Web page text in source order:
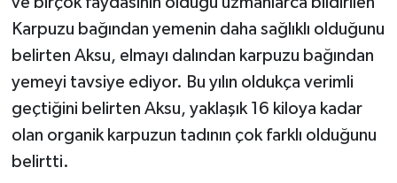
Karpuzu bağından yemenin daha sağlıklı olduğunu
belirten Aksu, elmayı dalından karpuzu bağından
yemeyi tavsiye ediyor. Bu yılın oldukça verimli
geçtiğini belirten Aksu, yaklaşık 16 kiloya kadar
olan organik karpuzun tadının çok farklı olduğunu
belirtti.